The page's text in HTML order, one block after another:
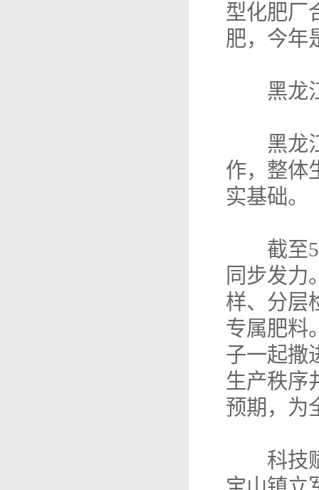
型化肥厂
肥，今年
黑龙江
黑龙江
作，整体
实基础。
截至5
同步发力
样、分层
专属肥料
子一起撒
生产秩序
预期，为
科技赋